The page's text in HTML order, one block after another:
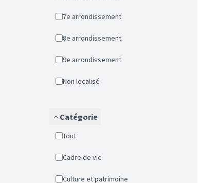
7e arrondissement
8e arrondissement
9e arrondissement
Non localisé
Catégorie
Tout
Cadre de vie
Culture et patrimoine